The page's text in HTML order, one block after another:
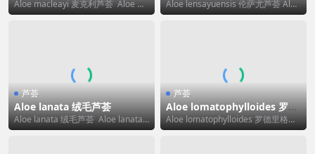
Aloe macleayi 麦克利芦荟 Aloe m
acleayi 的标准中文...
Aloe lensayuensis 伦萨尤芦荟 Aloe
lensayuensi...
芦荟
Aloe lanata 绒毛芦荟
Aloe lanata 绒毛芦荟 Aloe lanata
可译为 绒毛芦荟，其...
芦荟
Aloe lomatophylloides 罗德
里格斯芦荟
Aloe lomatophylloides 罗德里格斯
芦荟 Aloe lomat...